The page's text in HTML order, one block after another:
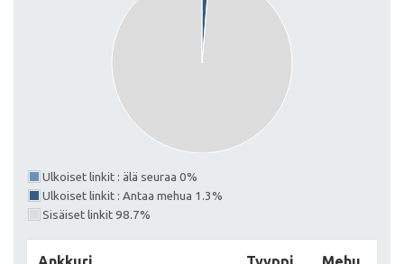
Ulkoiset linkit : älä seuraa 0%
Ulkoiset linkit : Antaa mehua 1.3%
Sisäiset linkit 98.7%